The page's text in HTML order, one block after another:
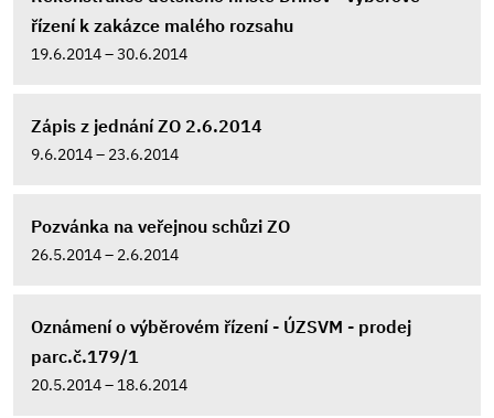
řízení k zakázce malého rozsahu
19.6.2014 – 30.6.2014
Zápis z jednání ZO 2.6.2014
9.6.2014 – 23.6.2014
Pozvánka na veřejnou schůzi ZO
26.5.2014 – 2.6.2014
Oznámení o výběrovém řízení - ÚZSVM - prodej
parc.č.179/1
20.5.2014 – 18.6.2014